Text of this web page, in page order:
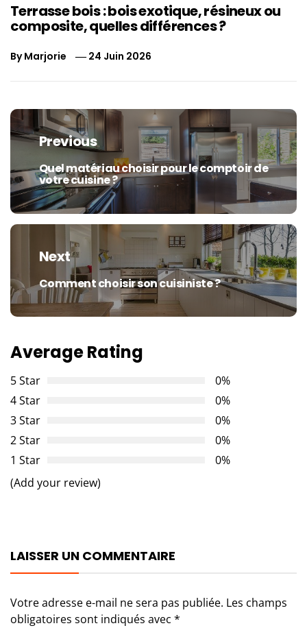
Terrasse bois : bois exotique, résineux ou
composite, quelles différences ?
ByMarjorie 24 Juin 2026
Navigation
de
l’article
Previous
Previous
post:
Quel matériau choisir pour le comptoir de
votre cuisine ?
Next
Next
post:
Comment choisir son cuisiniste ?
Average Rating
5 Star
0%
4 Star
0%
3 Star
0%
2 Star
0%
1 Star
0%
(Add your review)
LAISSER UN COMMENTAIRE
Votre adresse e-mail ne sera pas publiée. Les champs
obligatoires sont indiqués avec *